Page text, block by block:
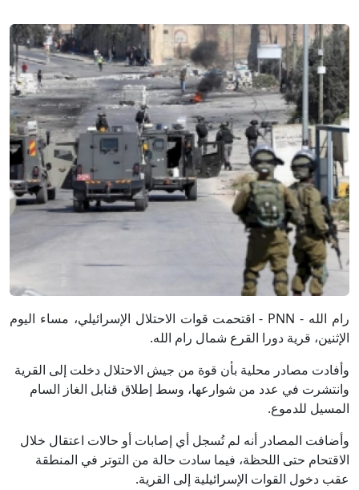
رام الله - PNN - اقتحمت قوات الاحتلال الإسرائيلي، مساء اليوم
الإثنين، قرية دورا القرع شمال رام الله.
وأفادت مصادر محلية بأن قوة من جيش الاحتلال دخلت إلى القرية
وانتشرت في عدد من شوارعها، وسط إطلاق قنابل الغاز السام
المسيل للدموع.
وأضافت المصادر أنه لم تُسجل أي إصابات أو حالات اعتقال خلال
الاقتحام حتى اللحظة، فيما سادت حالة من التوتر في المنطقة
عقب دخول القوات الإسرائيلية إلى القرية.